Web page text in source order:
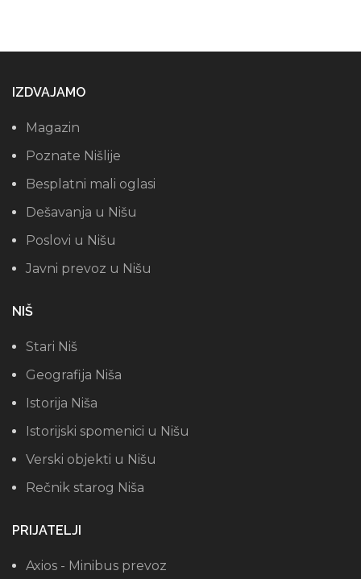
IZDVAJAMO
Magazin
Poznate Nišlije
Besplatni mali oglasi
Dešavanja u Nišu
Poslovi u Nišu
Javni prevoz u Nišu
NIŠ
Stari Niš
Geografija Niša
Istorija Niša
Istorijski spomenici u Nišu
Verski objekti u Nišu
Rečnik starog Niša
PRIJATELJI
Axios - Minibus prevoz